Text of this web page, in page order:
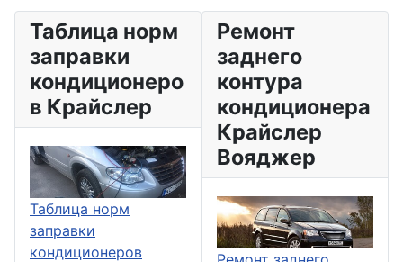
Таблица норм
заправки
кондиционеро
в Крайслер
Таблица норм
заправки
кондиционеров
Ремонт
заднего
контура
кондиционера
Крайслер
Вояджер